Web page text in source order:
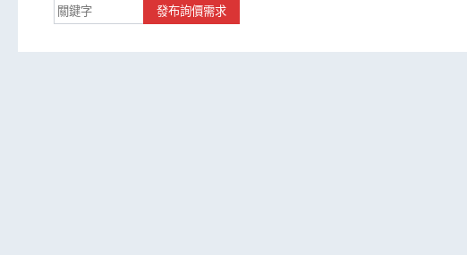
發布詢價需求